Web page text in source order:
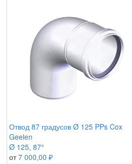
Отвод 87 градусов Ø 125 PPs Cox
Geelen
Ø 125, 87°
от 7 000,00 ₽